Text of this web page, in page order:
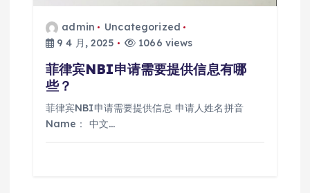
admin
Uncategorized
9 4 月, 2025
1066 views
菲律宾NBI申请需要提供信息有哪
些？
菲律宾NBI申请需要提供信息 申请人姓名拼音
Name： 中文…